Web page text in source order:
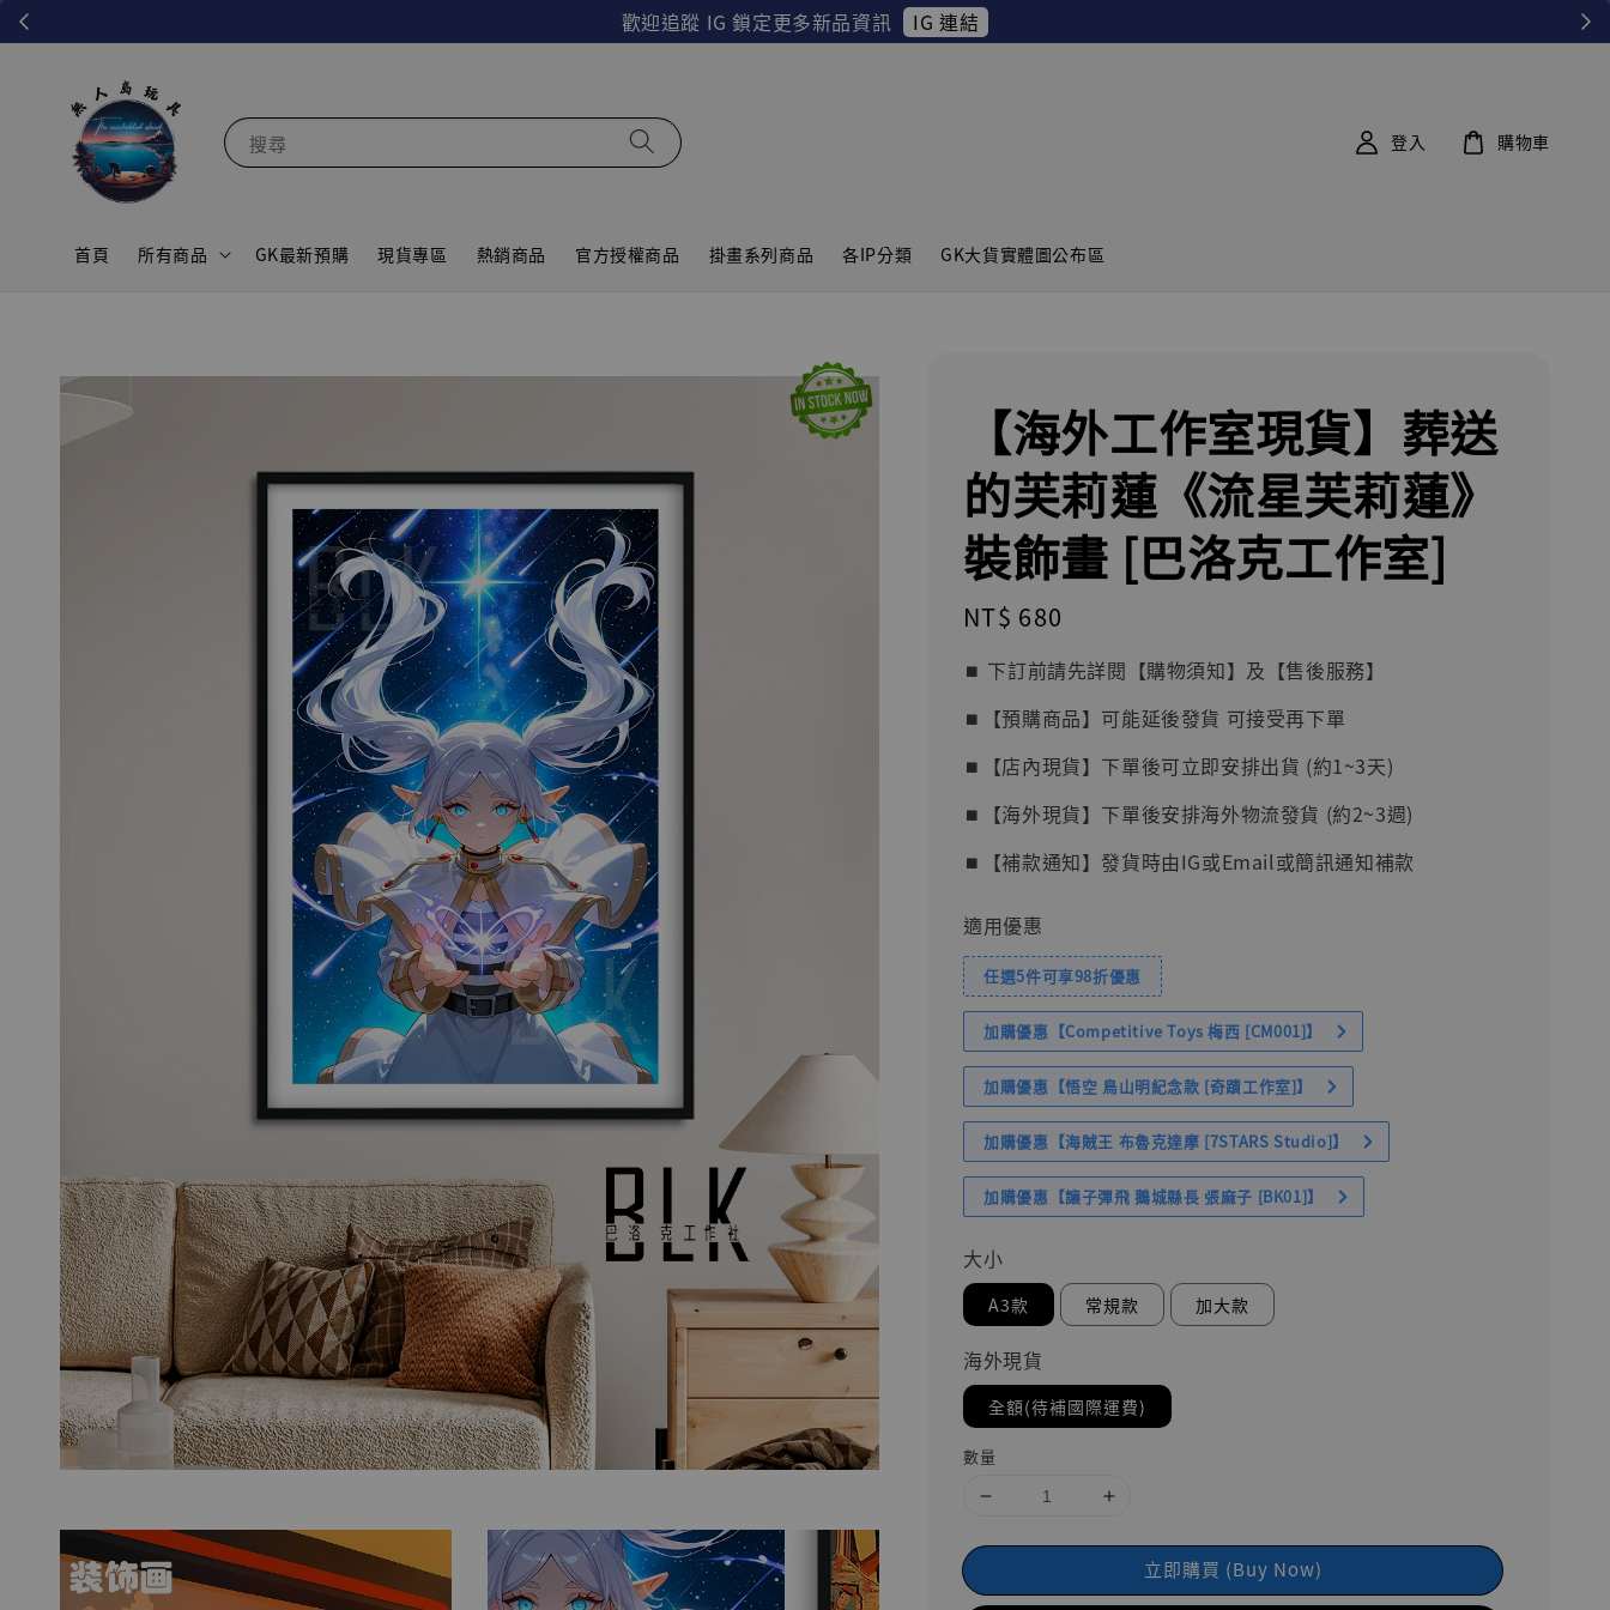
歡迎追蹤 IG 鎖定更多新品資訊 IG 連結
搜尋
首頁 所有商品 GK最新預購 現貨專區 熱銷商品 官方授權商品 掛畫系列商品 各IP分類 GK大貨實體圖公布區
登入 購物車
【海外工作室現貨】葬送
的芙莉蓮《流星芙莉蓮》
裝飾畫 [巴洛克工作室]
Regular
price
NT$ 680
⏹︎ 下訂前請先詳閱【購物須知】及【售後服務】
⏹︎【預購商品】可能延後發貨 可接受再下單
⏹︎【店內現貨】下單後可立即安排出貨 (約1~3天)
⏹︎【海外現貨】下單後安排海外物流發貨 (約2~3週)
⏹︎【補款通知】發貨時由IG或Email或簡訊通知補款
適用優惠
任選5件可享98折優惠
加購優惠【Competitive Toys 梅西 [CM001]】
加購優惠【悟空 鳥山明紀念款 [奇蹟工作室]】
加購優惠【海賊王 布魯克達摩 [7STARS Studio]】
加購優惠【讓子彈飛 鵝城縣長 張麻子 [BK01]】
大小
A3款 常規款 加大款
海外現貨
全額(待補國際運費)
數量
立即購買 (Buy Now)